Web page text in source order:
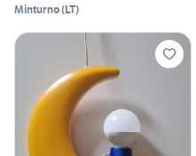
Minturno(LT)